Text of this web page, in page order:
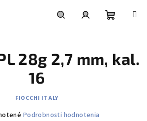
košík
28g 2,7 mm, kal.
16
FIOCCHI ITALY
Podrobnosti hodnotenia